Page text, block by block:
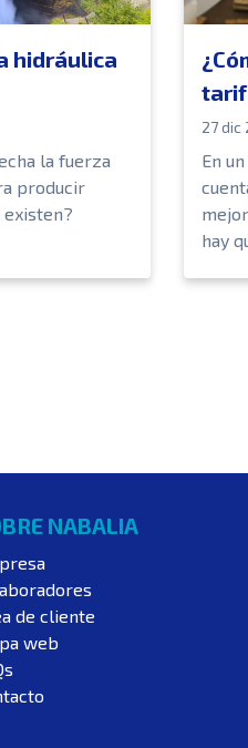
hidráulica
la fuerza
producir
existen?
27 dic
En
hay
NABALIA
de cliente
web